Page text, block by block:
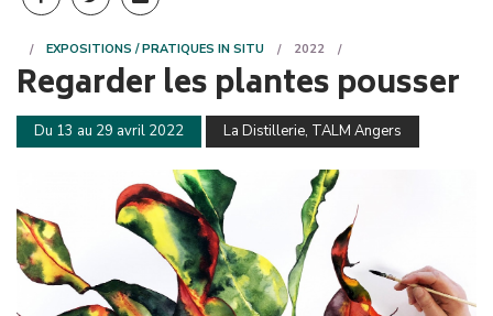
EXPOSITIONS / PRATIQUES IN SITU 2022
Regarder les plantes pousser
Du 13 au 29 avril 2022 La Distillerie, TALM Angers